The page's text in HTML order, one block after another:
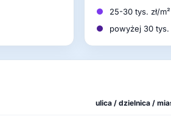
25-30 tys. zł/m²
powyżej 30 tys.
ulica / dzielnica /